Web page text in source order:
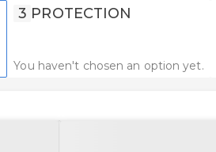
3 PROTECTION
You haven't chosen an option yet.